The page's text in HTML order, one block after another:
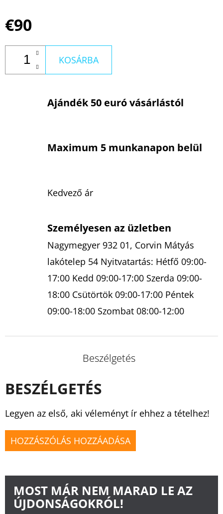
€90
KOSÁRBA
Ajándék 50 euró vásárlástól
Maximum 5 munkanapon belül
Kedvező ár
Személyesen az üzletben
Nagymegyer 932 01, Corvin Mátyás
lakótelep 54 Nyitvatartás: Hétfő 09:00-
17:00 Kedd 09:00-17:00 Szerda 09:00-
18:00 Csütörtök 09:00-17:00 Péntek
09:00-18:00 Szombat 08:00-12:00
Beszélgetés
BESZÉLGETÉS
Legyen az első, aki véleményt ír ehhez a tételhez!
HOZZÁSZÓLÁS HOZZÁADÁSA
MOST MÁR NEM MARAD LE AZ
ÚJDONSÁGOKRÓL!